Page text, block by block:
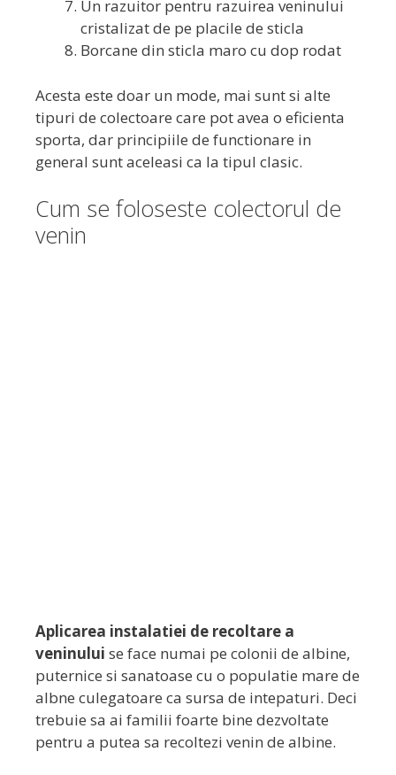
Un razuitor pentru razuirea veninului
cristalizat de pe placile de sticla
Borcane din sticla maro cu dop rodat
Acesta este doar un mode, mai sunt si alte
tipuri de colectoare care pot avea o eficienta
sporta, dar principiile de functionare in
general sunt aceleasi ca la tipul clasic.
Cum se foloseste colectorul de
venin
Aplicarea instalatiei de recoltare a
veninului se face numai pe colonii de albine,
puternice si sanatoase cu o populatie mare de
albne culegatoare ca sursa de intepaturi. Deci
trebuie sa ai familii foarte bine dezvoltate
pentru a putea sa recoltezi venin de albine.